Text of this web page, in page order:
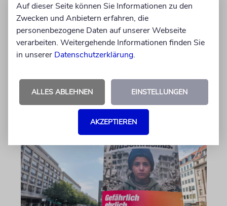
Jackson Irvine weg, doch bei der politisch
korrekten Brausefirma »LemonAid« sitzt der
anti-israelische Australier weiter im
Aufsichtsrat
Auf dieser Seite können Sie Informationen zu den
Zwecken und Anbietern erfahren, die
personenbezogene Daten auf unserer Webseite
verarbeiten. Weitergehende Informationen finden Sie
in unserer Datenschutzerklärung.
ALLES ABLEHNEN EINSTELLUNGEN
AKZEPTIEREN